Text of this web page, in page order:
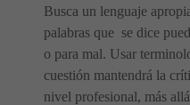
Busca un lenguaje
palabras que se dice
o para mal. Usar
cuestión mantendrá la
nivel profesional, más